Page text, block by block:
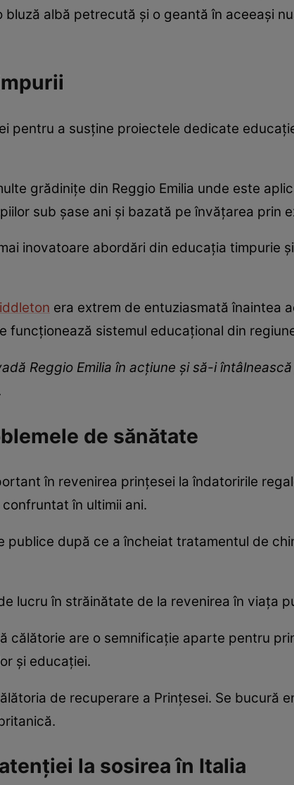
albă petrecută și o geantă în aceeași
pentru a susține proiectele dedicate
grădinițe din Reggio Emilia unde este
sub șase ani și bazată pe învățarea prin
inovatoare abordări din educația timpurie
era extrem de entuziasmată înaintea
funcționează sistemul educațional din
Reggio Emilia în acțiune și să-i
de sănătate
în revenirea prințesei la îndatoririle
în ultimii ani.
după ce a încheiat tratamentul de
lucru în străinătate de la revenirea în viața
călătorie are o semnificație aparte pentru
și educației.
de recuperare a Prințesei. Se bucură
la sosirea în Italia